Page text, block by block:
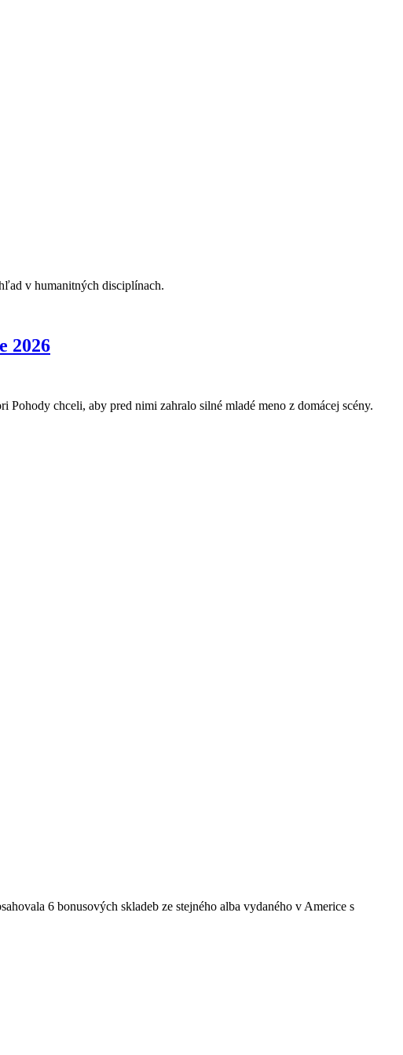
v humanitných disciplínach.
2026
chceli, aby pred nimi zahralo silné mladé meno z domácej scény.
6 bonusových skladeb ze stejného alba vydaného v Americe s